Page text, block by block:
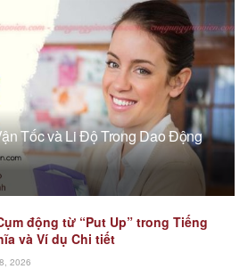
Tốc và Li Độ Trong Dao Động
động từ “Put Up” trong Tiếng
và Ví dụ Chi tiết
2026